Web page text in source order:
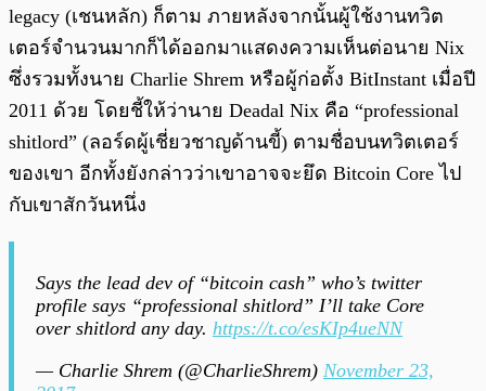
legacy (เชนหลัก) ก็ตาม ภายหลังจากนั้นผู้ใช้งานทวิต
เตอร์จำนวนมากก็ได้ออกมาแสดงความเห็นต่อนาย Nix
ซึ่งรวมทั้งนาย Charlie Shrem หรือผู้ก่อตั้ง BitInstant เมื่อปี
2011 ด้วย โดยชี้ให้ว่านาย Deadal Nix คือ “professional
shitlord” (ลอร์ดผู้เชี่ยวชาญด้านขี้) ตามชื่อบนทวิตเตอร์
ของเขา อีกทั้งยังกล่าวว่าเขาอาจจะยึด Bitcoin Core ไป
กับเขาสักวันหนึ่ง
Says the lead dev of “bitcoin cash” who’s twitter
profile says “professional shitlord” I’ll take Core
over shitlord any day. https://t.co/esKIp4ueNN
— Charlie Shrem (@CharlieShrem) November 23,